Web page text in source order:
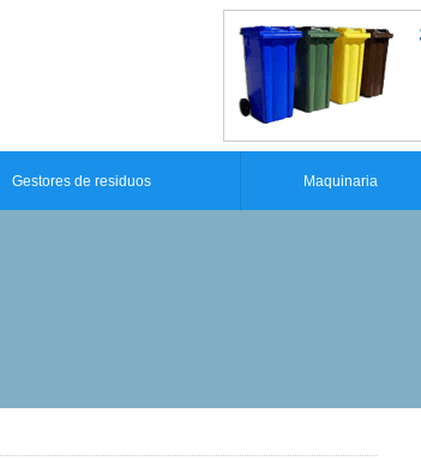
Gestores de residuos Maquinaria